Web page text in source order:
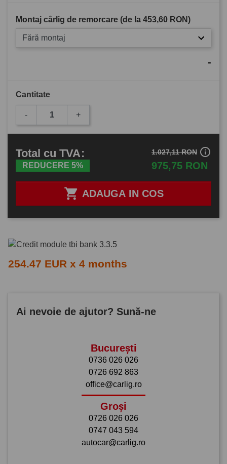
Montaj cârlig de remorcare (de la 453,60 RON)
Fără montaj
-
Cantitate
- +
 ADAUGA IN COS
Total cu TVA:
REDUCERE 5% 975,75 RON
1.027,11 RON info_outline
254.47 EUR x 4 months
Ai nevoie de ajutor? Sună-ne
București
0736 026 026
0726 692 863
office@carlig.ro
Groși
0726 026 026
0747 043 594
autocar@carlig.ro